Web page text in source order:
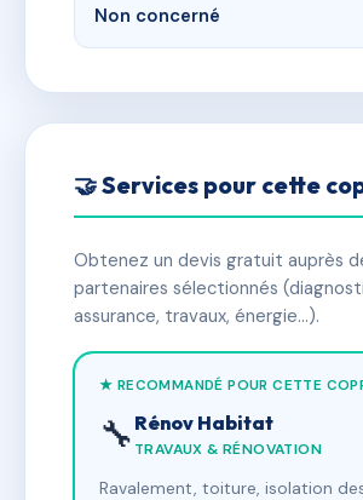
Non concerné
🤝 Services pour cette
Obtenez un devis gratuit auprès
partenaires sélectionnés
assurance, travaux, énergie…).
★ RECOMMANDÉ POUR CETTE
🔧 Rénov Habitat
TRAVAUX & RÉNOVATION
Ravalement, toiture, isolation